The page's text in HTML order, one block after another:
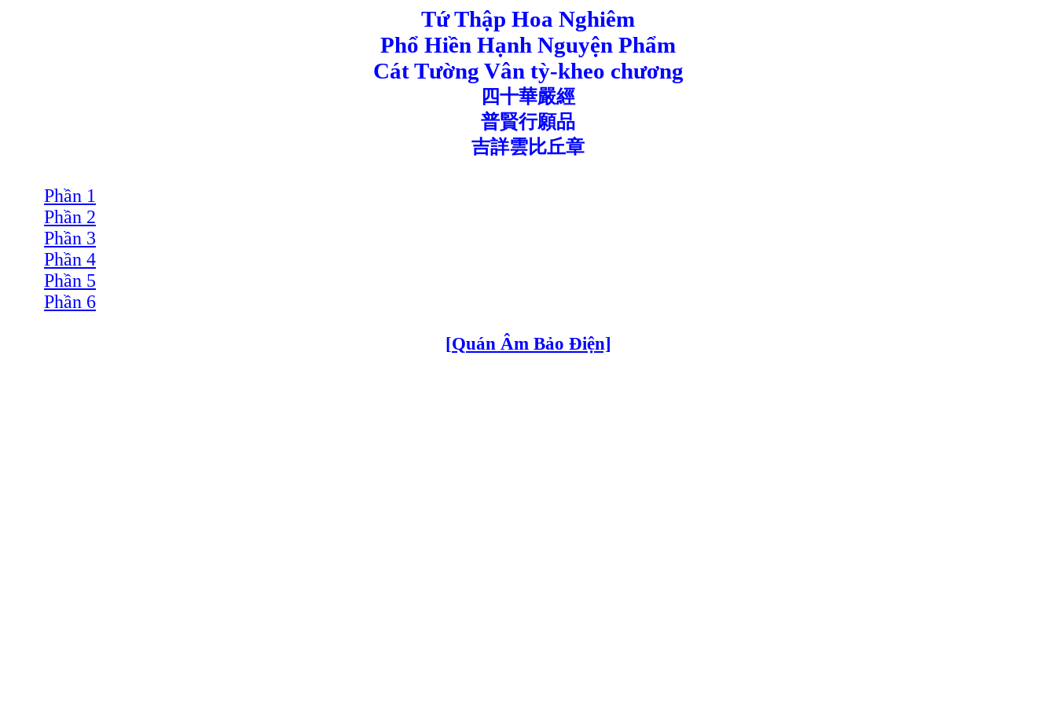
Tứ Thập Hoa Nghiêm
Phổ Hiền Hạnh Nguyện Phẩm
Cát Tường Vân tỳ-kheo chương
四十華嚴經
普賢行願品
吉詳雲比丘章
Phần 1
Phần 2
Phần 3
Phần 4
Phần 5
Phần 6
[Quán Âm Bảo Điện]